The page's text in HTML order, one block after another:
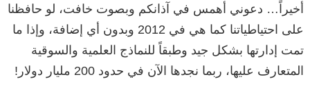
أخيراً… دعوني أهمس في آذانكم وبصوت خافت، لو حافظنا
على احتياطياتنا كما هي في 2012 وبدون أي إضافة، وإذا ما
تمت إدارتها بشكل جيد وطبقاً للنماذج العلمية والسوقية
المتعارف عليها، ربما نجدها الآن في حدود 200 مليار دولار!